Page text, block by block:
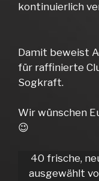
kontinuierlich
Damit beweist
für raffinierte
Sogkraft.
Wir wünschen
😉
40 frische,
ausgewählt